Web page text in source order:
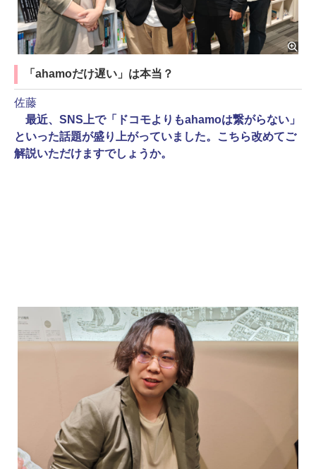
「ahamoだけ遅い」は本当？
佐藤
最近、SNS上で「ドコモよりもahamoは繋がらない」
といった話題が盛り上がっていました。こちら改めてご
解説いただけますでしょうか。